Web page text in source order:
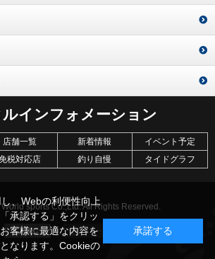
インフォメーション
店舗一覧 新着情報
イベント予定
税対応店 釣り自慢
タイドグラフ
sports Co.,Ltd. All Rights Reserved.
、Webの利便性向上
承認する」をクリッ
客様に最適な内容を
なります。Cookieの
承諾する